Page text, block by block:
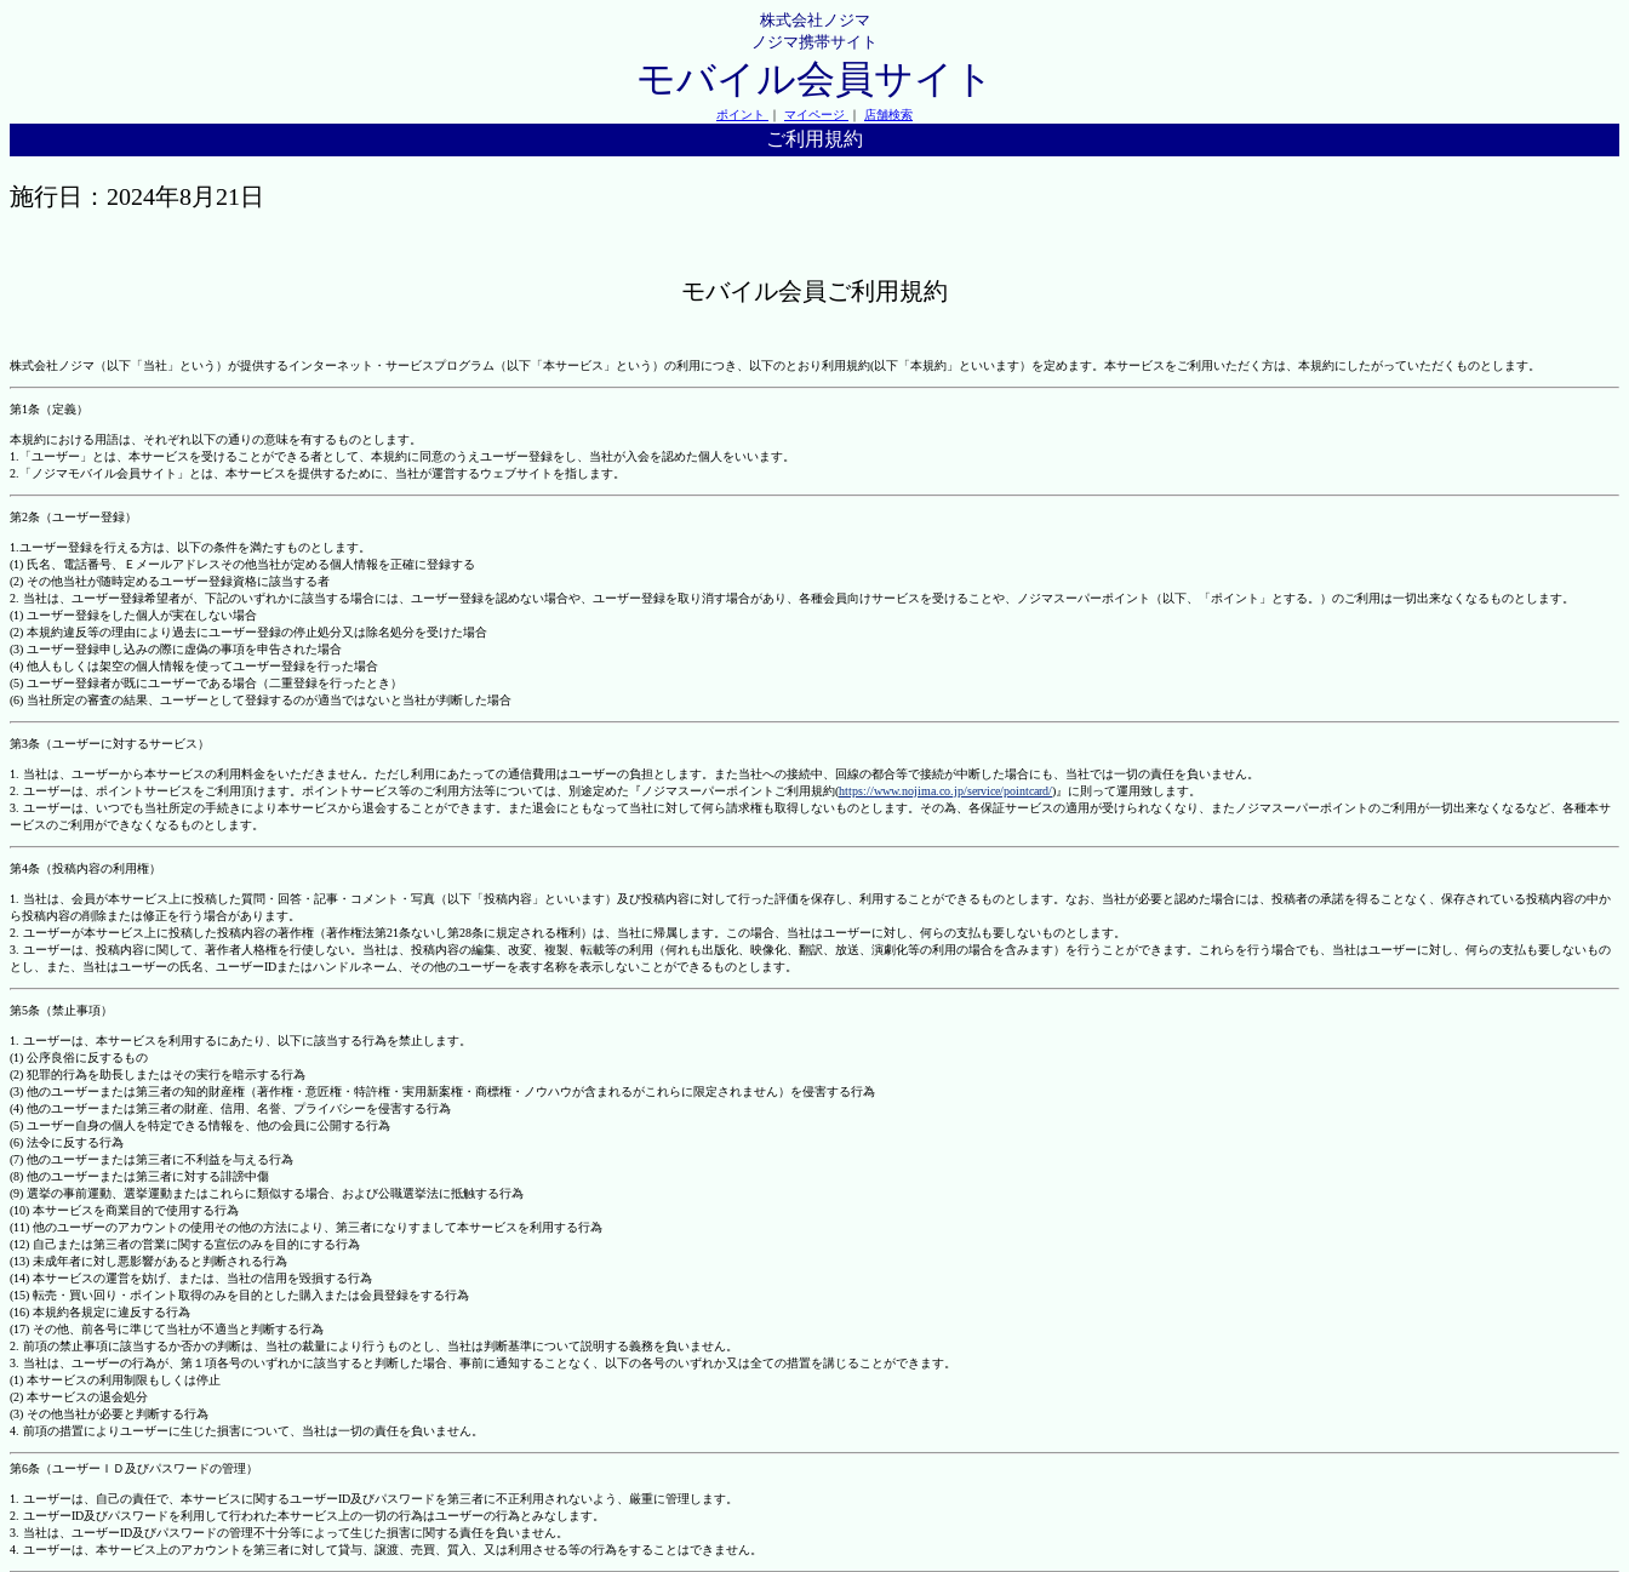
株式会社ノジマ
ノジマ携帯サイト
モバイル会員サイト
ポイント ｜ マイページ ｜ 店舗検索
ご利用規約
施行日：2024年8月21日
モバイル会員ご利用規約
株式会社ノジマ（以下「当社」という）が提供するインターネット・サービスプログラム（以下「本サービス」という）の利用につき、以下のとおり利用規約(以下「本規約」といいます）を定めます。本サービスをご利用いただく方は、本規約にしたがっていただくものとします。
第1条（定義）
本規約における用語は、それぞれ以下の通りの意味を有するものとします。
1.「ユーザー」とは、本サービスを受けることができる者として、本規約に同意のうえユーザー登録をし、当社が入会を認めた個人をいいます。
2.「ノジマモバイル会員サイト」とは、本サービスを提供するために、当社が運営するウェブサイトを指します。
第2条（ユーザー登録）
1.ユーザー登録を行える方は、以下の条件を満たすものとします。
(1) 氏名、電話番号、Ｅメールアドレスその他当社が定める個人情報を正確に登録する
(2) その他当社が随時定めるユーザー登録資格に該当する者
2. 当社は、ユーザー登録希望者が、下記のいずれかに該当する場合には、ユーザー登録を認めない場合や、ユーザー登録を取り消す場合があり、各種会員向けサービスを受けることや、ノジマスーパーポイント（以下、「ポイント」とする。）のご利用は一切出来なくなるものとします。
(1) ユーザー登録をした個人が実在しない場合
(2) 本規約違反等の理由により過去にユーザー登録の停止処分又は除名処分を受けた場合
(3) ユーザー登録申し込みの際に虚偽の事項を申告された場合
(4) 他人もしくは架空の個人情報を使ってユーザー登録を行った場合
(5) ユーザー登録者が既にユーザーである場合（二重登録を行ったとき）
(6) 当社所定の審査の結果、ユーザーとして登録するのが適当ではないと当社が判断した場合
第3条（ユーザーに対するサービス）
1. 当社は、ユーザーから本サービスの利用料金をいただきません。ただし利用にあたっての通信費用はユーザーの負担とします。また当社への接続中、回線の都合等で接続が中断した場合にも、当社では一切の責任を負いません。
2. ユーザーは、ポイントサービスをご利用頂けます。ポイントサービス等のご利用方法等については、別途定めた『ノジマスーパーポイントご利用規約(https://www.nojima.co.jp/service/pointcard/)』に則って運用致します。
3. ユーザーは、いつでも当社所定の手続きにより本サービスから退会することができます。また退会にともなって当社に対して何ら請求権も取得しないものとします。その為、各保証サービスの適用が受けられなくなり、またノジマスーパーポイントのご利用が一切出来なくなるなど、各種本サ
ービスのご利用ができなくなるものとします。
第4条（投稿内容の利用権）
1. 当社は、会員が本サービス上に投稿した質問・回答・記事・コメント・写真（以下「投稿内容」といいます）及び投稿内容に対して行った評価を保存し、利用することができるものとします。なお、当社が必要と認めた場合には、投稿者の承諾を得ることなく、保存されている投稿内容の中か
ら投稿内容の削除または修正を行う場合があります。
2. ユーザーが本サービス上に投稿した投稿内容の著作権（著作権法第21条ないし第28条に規定される権利）は、当社に帰属します。この場合、当社はユーザーに対し、何らの支払も要しないものとします。
3. ユーザーは、投稿内容に関して、著作者人格権を行使しない。当社は、投稿内容の編集、改変、複製、転載等の利用（何れも出版化、映像化、翻訳、放送、演劇化等の利用の場合を含みます）を行うことができます。これらを行う場合でも、当社はユーザーに対し、何らの支払も要しないもの
とし、また、当社はユーザーの氏名、ユーザーIDまたはハンドルネーム、その他のユーザーを表す名称を表示しないことができるものとします。
第5条（禁止事項）
1. ユーザーは、本サービスを利用するにあたり、以下に該当する行為を禁止します。
(1) 公序良俗に反するもの
(2) 犯罪的行為を助長しまたはその実行を暗示する行為
(3) 他のユーザーまたは第三者の知的財産権（著作権・意匠権・特許権・実用新案権・商標権・ノウハウが含まれるがこれらに限定されません）を侵害する行為
(4) 他のユーザーまたは第三者の財産、信用、名誉、プライバシーを侵害する行為
(5) ユーザー自身の個人を特定できる情報を、他の会員に公開する行為
(6) 法令に反する行為
(7) 他のユーザーまたは第三者に不利益を与える行為
(8) 他のユーザーまたは第三者に対する誹謗中傷
(9) 選挙の事前運動、選挙運動またはこれらに類似する場合、および公職選挙法に抵触する行為
(10) 本サービスを商業目的で使用する行為
(11) 他のユーザーのアカウントの使用その他の方法により、第三者になりすまして本サービスを利用する行為
(12) 自己または第三者の営業に関する宣伝のみを目的にする行為
(13) 未成年者に対し悪影響があると判断される行為
(14) 本サービスの運営を妨げ、または、当社の信用を毀損する行為
(15) 転売・買い回り・ポイント取得のみを目的とした購入または会員登録をする行為
(16) 本規約各規定に違反する行為
(17) その他、前各号に準じて当社が不適当と判断する行為
2. 前項の禁止事項に該当するか否かの判断は、当社の裁量により行うものとし、当社は判断基準について説明する義務を負いません。
3. 当社は、ユーザーの行為が、第１項各号のいずれかに該当すると判断した場合、事前に通知することなく、以下の各号のいずれか又は全ての措置を講じることができます。
(1) 本サービスの利用制限もしくは停止
(2) 本サービスの退会処分
(3) その他当社が必要と判断する行為
4. 前項の措置によりユーザーに生じた損害について、当社は一切の責任を負いません。
第6条（ユーザーＩＤ及びパスワードの管理）
1. ユーザーは、自己の責任で、本サービスに関するユーザーID及びパスワードを第三者に不正利用されないよう、厳重に管理します。
2. ユーザーID及びパスワードを利用して行われた本サービス上の一切の行為はユーザーの行為とみなします。
3. 当社は、ユーザーID及びパスワードの管理不十分等によって生じた損害に関する責任を負いません。
4. ユーザーは、本サービス上のアカウントを第三者に対して貸与、譲渡、売買、質入、又は利用させる等の行為をすることはできません。